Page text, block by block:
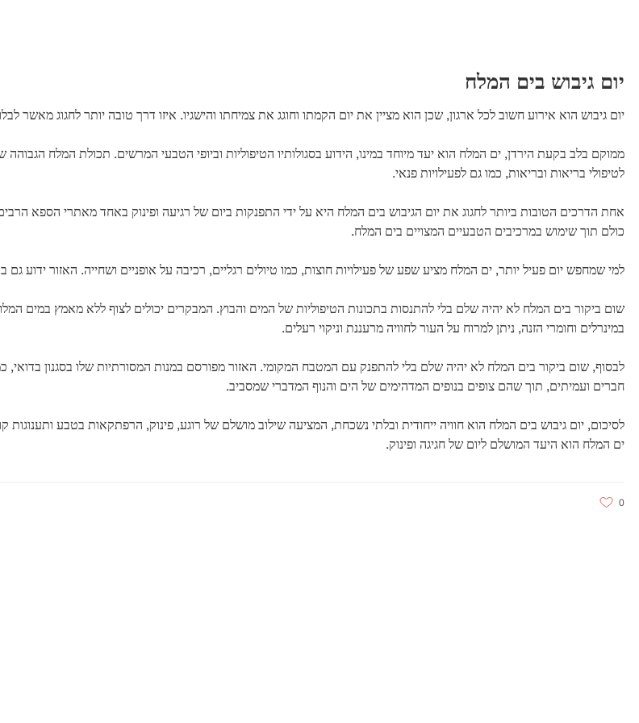
יום גיבוש בים המלח
יום גיבוש הוא אירוע חשוב לכל ארגון, שכן הוא מציין את יום הקמתו וחוגג את צמיחתו והישגיו. איזו דרך טובה יותר לחגוג מאשר
ממוקם בלב בקעת הירדן, ים המלח הוא יעד מיוחד במינו, הידוע בסגולותיו הטיפוליות וביופי הטבעי המרשים. תכולת המלח
לטיפולי בריאות ובריאות, כמו גם לפעילויות פנאי.
אחת הדרכים הטובות ביותר לחגוג את יום הגיבוש בים המלח היא על ידי התפנקות ביום של רגיעה ופינוק באחד מאתרי הספא הרבים
כולם תוך שימוש במרכיבים הטבעיים המצויים בים המלח.
למי שמחפש יום פעיל יותר, ים המלח מציע שפע של פעילויות חוצות, כמו טיולים רגליים, רכיבה על אופניים ושחייה. האזור ידוע גם
שום ביקור בים המלח לא יהיה שלם בלי להתנסות בתכונות הטיפוליות של המים והבוץ. המבקרים יכולים לצוף ללא מאמץ במים
במינרלים וחומרי הזנה, ניתן למרוח על העור לחוויה מרעננת וניקוי רעלים.
לבסוף, שום ביקור בים המלח לא יהיה שלם בלי להתפנק עם המטבח המקומי. האזור מפורסם במנות המסורתיות שלו בסגנון בדואי,
חברים ועמיתים, תוך שהם צופים בנופים המדהימים של הים והנוף המדברי שמסביב.
לסיכום, יום גיבוש בים המלח הוא חוויה ייחודית ובלתי נשכחת, המציעה שילוב מושלם של רוגע, פינוק, הרפתקאות בטבע
ים המלח הוא היעד המושלם ליום של חגיגה ופינוק.
0